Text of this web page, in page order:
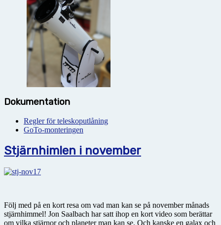
Dokumentation
Regler för teleskoputlåning
GoTo-monteringen
Stjärnhimlen i november
Följ med på en kort resa om vad man kan se på november månads
stjärnhimmel! Jon Saalbach har satt ihop en kort video som berättar
om vilka stjärnor och planeter man kan se. Och kanske en galax och